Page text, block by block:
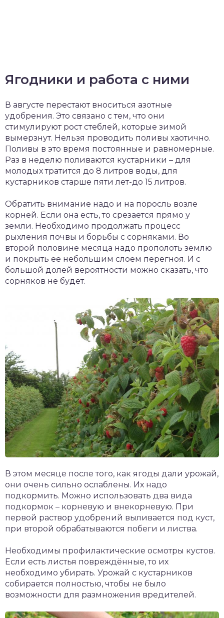
Ягодники и работа с ними
В августе перестают вноситься азотные
удобрения. Это связано с тем, что они
стимулируют рост стеблей, которые зимой
вымерзнут. Нельзя проводить поливы хаотично.
Поливы в это время постоянные и равномерные.
Раз в неделю поливаются кустарники – для
молодых тратится до 8 литров воды, для
кустарников старше пяти лет-до 15 литров.
Обратить внимание надо и на поросль возле
корней. Если она есть, то срезается прямо у
земли. Необходимо продолжать процесс
рыхления почвы и борьбы с сорняками. Во
второй половине месяца надо прополоть землю
и покрыть ее небольшим слоем перегноя. И с
большой долей вероятности можно сказать, что
сорняков не будет.
В этом месяце после того, как ягоды дали урожай,
они очень сильно ослаблены. Их надо
подкормить. Можно использовать два вида
подкормок – корневую и внекорневую. При
первой раствор удобрений выливается под куст,
при второй обрабатываются побеги и листва.
Необходимы профилактические осмотры кустов.
Если есть листья повреждённые, то их
необходимо убирать. Урожай с кустарников
собирается полностью, чтобы не было
возможности для размножения вредителей.